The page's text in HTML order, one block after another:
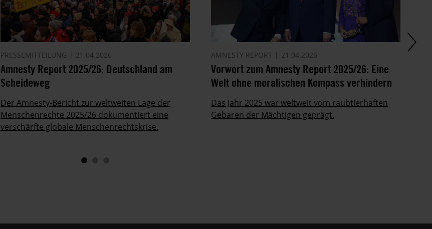
PRESSEMITTEILUNG 21.04.2026
Amnesty Report 2025/26: Deutschland am
Scheideweg
Der Amnesty-Bericht zur weltweiten Lage der
Menschenrechte 2025/26 dokumentiert eine
verschärfte globale Menschenrechtskrise.
AMNESTY REPORT 21.04.2026
Vorwort zum Amnesty Report 2025/26: Eine
Welt ohne moralischen Kompass verhindern
Das Jahr 2025 war weltweit vom raubtierhaften
Gebaren der Mächtigen geprägt.